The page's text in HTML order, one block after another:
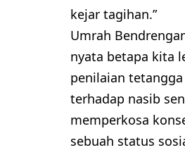
kejar tagihan.”
​Umrah
nyata betapa kita
penilaian
terhadap nasib
memperkosa
sebuah status